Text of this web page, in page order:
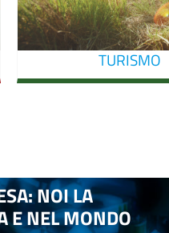
TURISMO
NOI LA
E NEL MONDO